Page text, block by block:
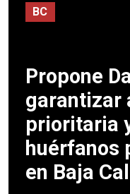
BC
Propone
garantizar
prioritaria
huérfanos
en Baja